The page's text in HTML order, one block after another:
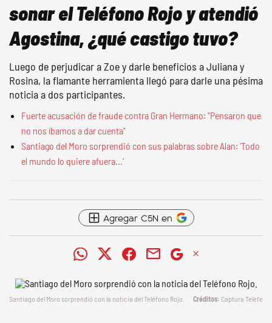
sonar el Teléfono Rojo y atendió
Agostina, ¿qué castigo tuvo?
Luego de perjudicar a Zoe y darle beneficios a Juliana y
Rosina, la flamante herramienta llegó para darle una pésima
noticia a dos participantes.
Fuerte acusación de fraude contra Gran Hermano: "Pensaron que
no nos íbamos a dar cuenta"
Santiago del Moro sorprendió con sus palabras sobre Alan: 'Todo
el mundo lo quiere afuera...'
Agregar C5N en
Santiago del Moro sorprendió con la noticia del Teléfono Rojo. Captura Telefe